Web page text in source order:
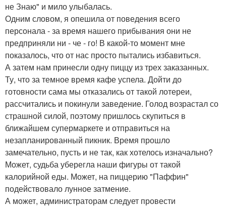
не Знаю" и мило улыбалась.
Одним словом, я опешила от поведения всего
персонала - за время нашего прибывания они не
предприняли ни - че - го! В какой-то момент мне
показалось, что от нас просто пытались избавиться.
А затем нам принесли одну пиццу из трех заказанных.
Ту, что за темное время кафе успела. Дойти до
готовности сама мы отказались от такой лотереи,
рассчитались и покинули заведение. Голод возрастал со
страшной силой, поэтому пришлось скупиться в
ближайшем супермаркете и отправиться на
незапланированный пикник. Время прошло
замечательно, пусть и не так, как хотелось изначально?
Может, судьба уберегла наши фигуры от такой
калорийной еды. Может, на пиццерию "Паффин"
подействовало лунное затмение.
А может, администраторам следует провести